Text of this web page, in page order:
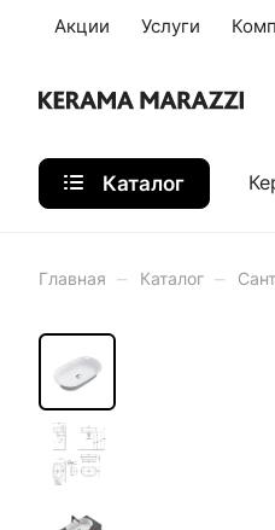
Акции Услуги
Каталог
Главная – Каталог –